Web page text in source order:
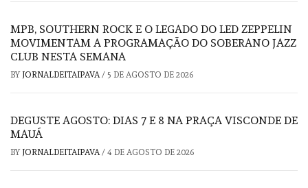
MPB, SOUTHERN ROCK E O LEGADO DO LED ZEPPELIN
MOVIMENTAM A PROGRAMAÇÃO DO SOBERANO JAZZ
CLUB NESTA SEMANA
BY JORNALDEITAIPAVA / 5 DE AGOSTO DE 2026
DEGUSTE AGOSTO: DIAS 7 E 8 NA PRAÇA VISCONDE DE
MAUÁ
BY JORNALDEITAIPAVA / 4 DE AGOSTO DE 2026